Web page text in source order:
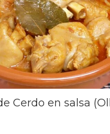
Cerdo en salsa